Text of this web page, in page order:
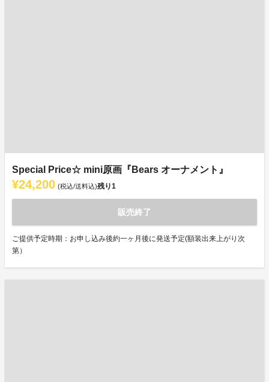
Special Price☆ mini原画『Bears オーナメント』
¥24,200 (税込/送料込)残り1
販売終了
ご提供予定時期：お申し込み後約一ヶ月後に発送予定(額装出来上がり次
第）